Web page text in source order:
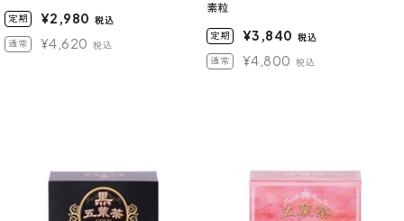
定期 ¥2,980 税込
通常 ¥4,620 税込
素粒
定期 ¥3,840 税込
通常 ¥4,800 税込